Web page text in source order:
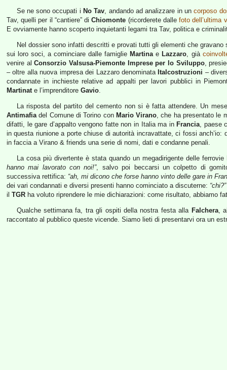
Se ne sono occupati i No Tav, andando ad analizzare in uncorposo
Tav, quelli per il “cantiere” diChiomonte (ricorderete dallefoto dell’ultima
E ovviamente hanno scoperto inquietanti legami tra Tav, politica e
Nel dossier sono infatti descritti e provati tutti gli elementi che
sui loro soci, a cominciare dalle famiglie Martinae Lazzaro, già
venire alConsorzio Valsusa-Piemonte Imprese per lo Sviluppo,
– oltre alla nuova impresa dei Lazzaro denominata Italcostruzioni –
condannate in inchieste relative ad appalti per lavori pubblici in
Martinate l’imprenditore Gavio.
La risposta del partito del cemento non si è fatta attendere. Un
Antimafiadel Comune di Torino con Mario Virano, che ha presentato le
difatti, le gare d’appalto vengono fatte non in Italia ma inFrancia, paese
in questa riunione a porte chiuse di autorità incravattate, ci fossi
in faccia a Virano & friends una serie di nomi, dati e condanne penali.
La cosa più divertente è stata quando un megadirigente delle
hanno mai lavorato con noi!”, salvo poi beccarsi un colpetto di
successiva rettifica: “ah, mi dicono che forse hanno vinto delle gare in
dei vari condannati e diversi presenti hanno cominciato a discuterne:
il TGR ha voluto riprendere le mie dichiarazioni: come risultato, abbiamo
Qualche settimana fa, tra gli ospiti della nostra festa alla Falchera,
raccontato al pubblico queste vicende. Siamo lieti di presentarvi ora un